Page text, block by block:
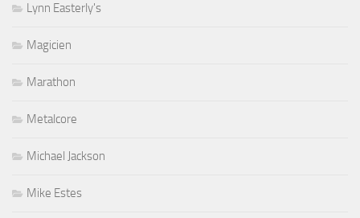
Lynn Easterly's
Magicien
Marathon
Metalcore
Michael Jackson
Mike Estes